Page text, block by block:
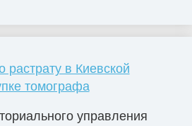
в Киевской
томографа
управления